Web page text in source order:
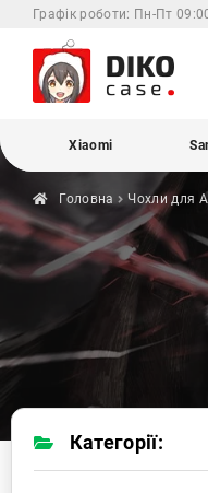
Графік роботи: Пн-Пт
Xiaomi
Головна Чохли для
Категорії: